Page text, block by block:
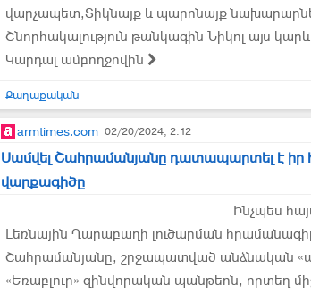
վարչապետ,Տիկնայք և պարոնայք
Շնորհակալություն թանկագին Նիկոլ այս
Կարդալ ամբողջովին
Քաղաքական
armtimes.com 02/20/2024, 2:12
Սամվել Շահրամանյանը դատապարտել է իր
վարքագիծը
Ինչպես
Լեռնային Ղարաբաղի լուծարման
Շահրամանյանը, շրջապատված անձնական
«Եռաբլուր» զինվորական պանթեոն, որտեղ